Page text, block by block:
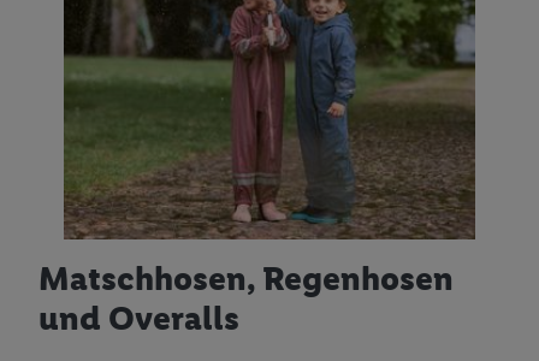
Matschhosen, Regenhosen
und Overalls